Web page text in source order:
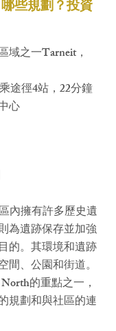
些規劃？投資
域之一Tarneit，
途徑4站，22分鐘
心
內擁有許多歷史遺
為遺跡保存並加強
的。其環境和遺跡
、公園和街道。
的重點之一，
規劃和與社區的連